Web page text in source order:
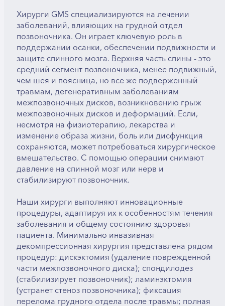
Хирурги GMS специализируются на лечении
заболеваний, влияющих на грудной отдел
позвоночника. Он играет ключевую роль в
поддержании осанки, обеспечении подвижности и
защите спинного мозга. Верхняя часть спины - это
средний сегмент позвоночника, менее подвижный,
чем шея и поясница, но все же подверженный
травмам, дегенеративным заболеваниям
межпозвоночных дисков, возникновению грыж
межпозвоночных дисков и деформаций. Если,
несмотря на физиотерапию, лекарства и
изменение образа жизни, боль или дисфункция
сохраняются, может потребоваться хирургическое
вмешательство. С помощью операции снимают
давление на спинной мозг или нерв и
стабилизируют позвоночник.
Наши хирурги выполняют инновационные
процедуры, адаптируя их к особенностям течения
заболевания и общему состоянию здоровья
пациента. Минимально инвазивная
декомпрессионная хирургия представлена рядом
процедур: дискэктомия (удаление поврежденной
части межпозвоночного диска); спондилодез
(стабилизирует позвоночник); ламинэктомия
(устранет стеноз позвоночника); фиксация
перелома грудного отдела после травмы; полная